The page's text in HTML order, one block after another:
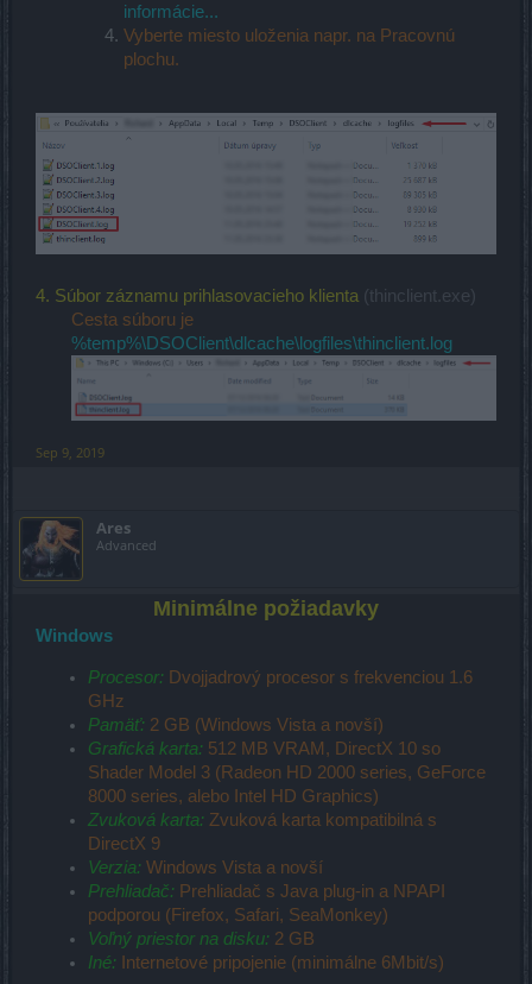
informácie...
Vyberte miesto uloženia napr. na Pracovnú
plochu.
4. Súbor záznamu prihlasovacieho klienta (thinclient.exe)
Cesta súboru je
%temp%\DSOClient\dlcache\logfiles\thinclient.log
Sep 9, 2019
Ares
Advanced
Minimálne požiadavky
Windows
Procesor: Dvojjadrový procesor s frekvenciou 1.6
GHz
Pamäť: 2 GB (Windows Vista a novší)
Grafická karta: 512 MB VRAM, DirectX 10 so
Shader Model 3 (Radeon HD 2000 series, GeForce
8000 series, alebo Intel HD Graphics)
Zvuková karta: Zvuková karta kompatibilná s
DirectX 9
Verzia: Windows Vista a novší
Prehliadač: Prehliadač s Java plug-in a NPAPI
podporou (Firefox, Safari, SeaMonkey)
Voľný priestor na disku: 2 GB
Iné: Internetové pripojenie (minimálne 6Mbit/s)